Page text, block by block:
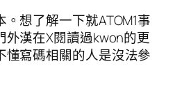
。想了解一下就ATOM1事
外漢在X閱讀過kwon的更
懂寫碼相關的人是沒法參